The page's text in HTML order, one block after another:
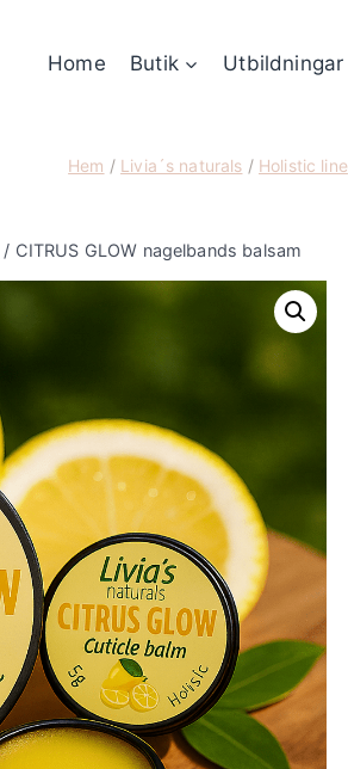
Home Butik Utbildningar
Hem / Livia´s naturals / Holistic line
/ CITRUS GLOW nagelbands balsam